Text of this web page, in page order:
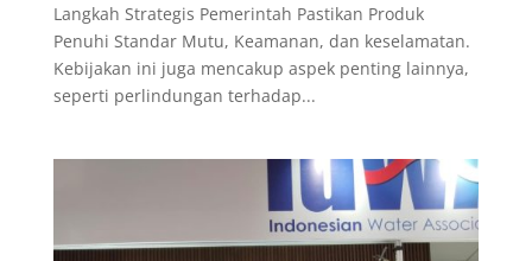
Langkah Strategis Pemerintah Pastikan Produk
Penuhi Standar Mutu, Keamanan, dan keselamatan.
Kebijakan ini juga mencakup aspek penting lainnya,
seperti perlindungan terhadap...